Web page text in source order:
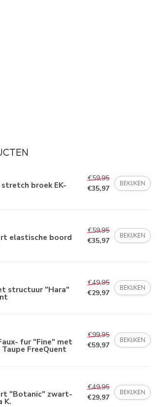
broek EK-
€59,95
€35,97
BEKIJKEN
elastische boord
€59,95
€35,97
BEKIJKEN
structuur "Hara"
€49,95
€29,97
BEKIJKEN
fur "Fine" met
FreeQuent
€99,95
€59,97
BEKIJKEN
"Botanic" zwart-
K.
€49,95
€29,97
BEKIJKEN